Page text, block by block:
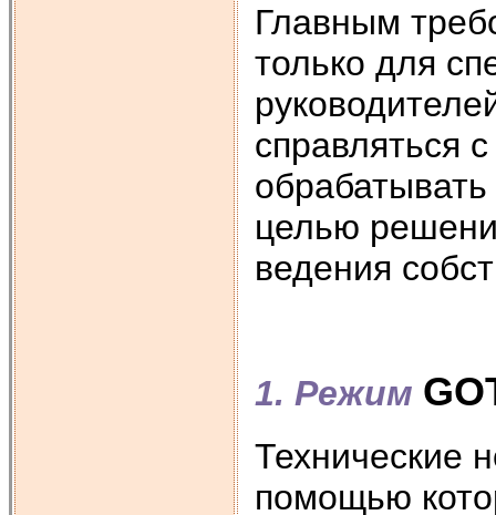
Главным
только для
справляться
целью
ведения
1. Режим
Технические
помощью